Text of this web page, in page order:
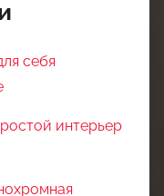
себя
интерьер